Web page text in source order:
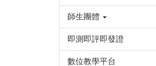
師生團體
即測即評即發證
數位教學平台